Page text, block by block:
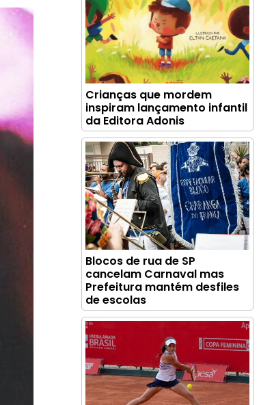
Crianças que mordem
inspiram lançamento infantil
da Editora Adonis
Blocos de rua de SP
cancelam Carnaval mas
Prefeitura mantém desfiles
de escolas